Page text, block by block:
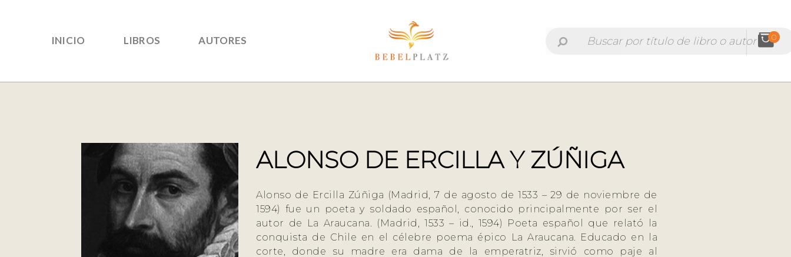
INICIO LIBROS AUTORES 0
ALONSO DE ERCILLA Y ZÚÑIGA
Alonso de Ercilla Zúñiga (Madrid, 7 de agosto de 1533 – 29 de noviembre de
1594) fue un poeta y soldado español, conocido principalmente por ser el
autor de La Araucana. (Madrid, 1533 – id., 1594) Poeta español que relató la
conquista de Chile en el célebre poema épico La Araucana. Educado en la
corte, donde su madre era dama de la emperatriz, sirvió como paje al